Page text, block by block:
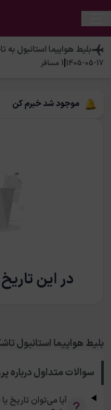
بلیط هواپیمااستانبول به
1405-05-17
|
1 مسافر
موجود شد خبرم کن
در این
بلیط هواپیما استانبول
سوالات متداول درباره
آیا می‌توان تاریخ